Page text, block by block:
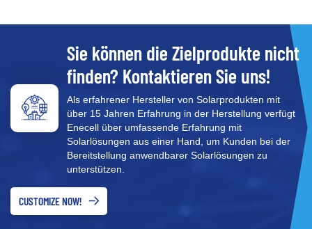
Sie können die Zielprodukte nicht
finden? Kontaktieren Sie uns!
Als erfahrener Hersteller von Solarprodukten mit
über 15 Jahren Erfahrung in der Herstellung verfügt
Enecell über umfassende Erfahrung mit
Solarlösungen aus einer Hand, um Kunden bei der
Bereitstellung anwendbarer Solarlösungen zu
unterstützen.
CUSTOMIZE NOW!